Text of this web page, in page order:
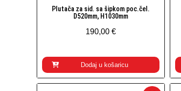
Brzi pogled
Plutača za sid. sa šipkom poc.čel.
D520mm, H1030mm
190,00 €
Dodaj u košaricu